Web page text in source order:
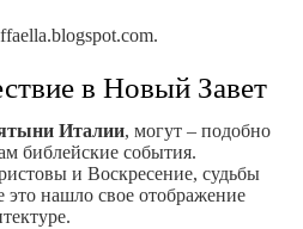
в Новый Завет
Италии, могут – подобно
библейские события.
и Воскресение, судьбы
нашло свое отображение